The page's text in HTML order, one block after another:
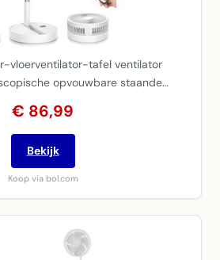
vloerventilator-tafel ventilator
opvouwbare staande…
€ 86,99
Bekijk
Koop via bol.com